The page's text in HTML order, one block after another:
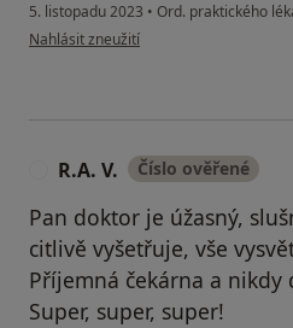
5. listopadu 2023 • Ord. praktického
podle názoru uživatele Lenka
Nahlásit zneužití
R.A. V. Číslo ověřené
Pan doktor je úžasný,
citlivě vyšetřuje, vše
Příjemná čekárna a nikdy
Super, super, super!